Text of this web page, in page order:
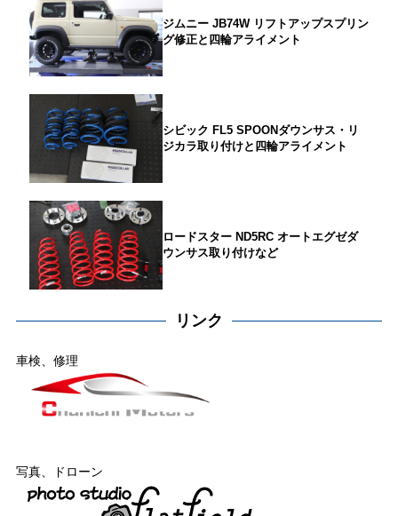
ジムニー JB74W リフトアップスプリン
グ修正と四輪アライメント
シビック FL5 SPOONダウンサス・リ
ジカラ取り付けと四輪アライメント
ロードスター ND5RC オートエグゼダ
ウンサス取り付けなど
リンク
車検、修理
写真、ドローン